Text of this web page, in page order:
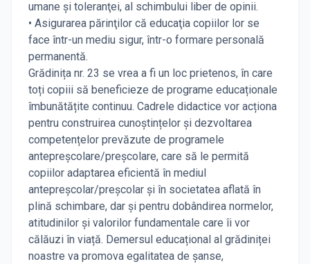
umane şi toleranţei, al schimbului liber de opinii.
• Asigurarea părinţilor că educaţia copiilor lor se
face într-un mediu sigur, într-o formare personală
permanentă.
Grădinița nr. 23 se vrea a fi un loc prietenos, în care
toți copiii să beneficieze de programe educaționale
îmbunătățite continuu. Cadrele didactice vor acționa
pentru construirea cunoștințelor și dezvoltarea
competențelor prevăzute de programele
antepreșcolare/preșcolare, care să le permită
copiilor adaptarea eficientă în mediul
antepreșcolar/preșcolar și în societatea aflată în
plină schimbare, dar și pentru dobândirea normelor,
atitudinilor și valorilor fundamentale care îi vor
călăuzi în viață. Demersul educațional al grădiniței
noastre va promova egalitatea de șanse,